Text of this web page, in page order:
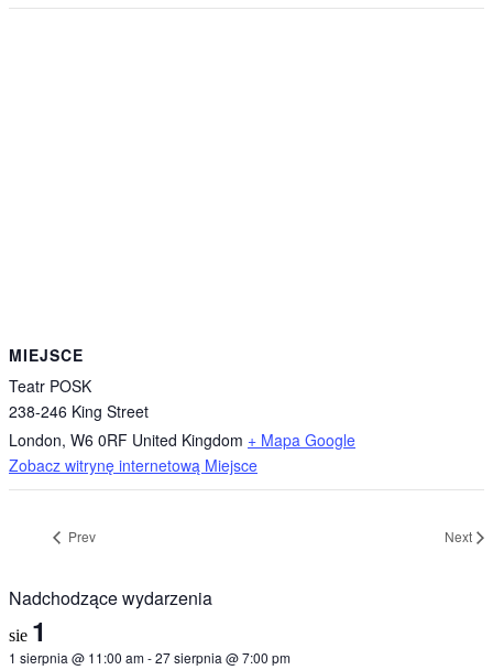
MIEJSCE
Teatr POSK
238-246 King Street
London, W6 0RF United Kingdom + Mapa Google
Zobacz witrynę internetową Miejsce
Prev Next
Nadchodzące wydarzenia
sie 1
1 sierpnia @ 11:00 am-27 sierpnia @ 7:00 pm